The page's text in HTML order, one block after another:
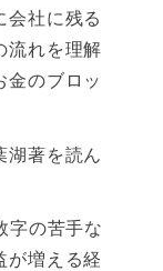
会社に残る
流れを理解
金のブロッ
湖著を読ん
字の苦手な
が増える経